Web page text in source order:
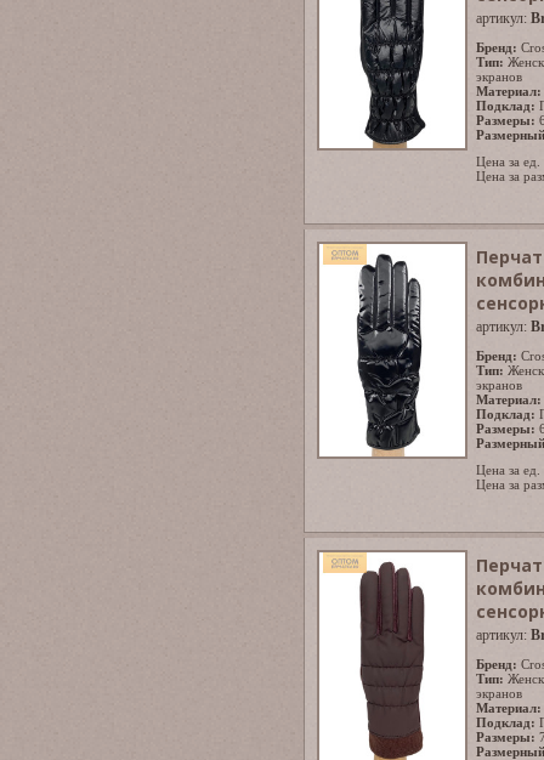
артикул:
Бренд:
Тип:
экранов
Материал:
Подклад:
Размеры:
Цена за
Цена за
артикул:
Бренд:
Тип:
экранов
Материал:
Подклад:
Размеры:
Цена за
Цена за
артикул:
Бренд:
Тип:
экранов
Материал:
Подклад:
Размеры: